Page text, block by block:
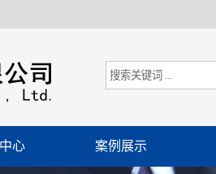
心 案例展示